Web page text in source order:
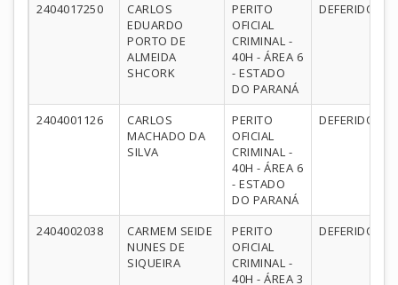
2404017250
CARLOS
EDUARDO
PORTO DE
ALMEIDA
SHCORK
PERITO
OFICIAL
CRIMINAL -
40H - ÁREA 6
- ESTADO
DO PARANÁ
DEFERIDO
2404001126
CARLOS
MACHADO DA
SILVA
PERITO
OFICIAL
CRIMINAL -
40H - ÁREA 6
- ESTADO
DO PARANÁ
DEFERIDO
2404002038
CARMEM SEIDE
NUNES DE
SIQUEIRA
PERITO
OFICIAL
CRIMINAL -
40H - ÁREA 3
DEFERIDO